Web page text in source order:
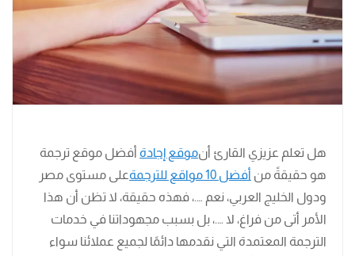
هل تعلم عزيزي القارئ أنموقع إجادة أفضل موقع ترجمة
هو حقيقةً من أفضل 10 مواقع للترجمة
على مستوى مصر
ودول الخليج العربي، نعم ….، فهذه حقيقة، لا تظن أن هذا
الأمر أتى من فراغ، لا ….، بل بسبب مجهوداتنا في خدمات
الترجمة المعتمدة التي نقدمها دائمًا لجميع عملائنا سواء